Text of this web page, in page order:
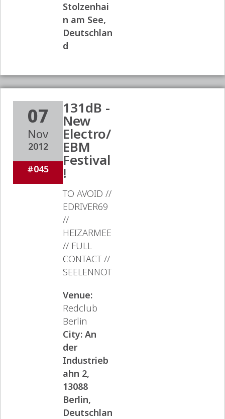
Stolzenhai
n am See,
Deutschlan
d
07
Nov
2012
#045
131dB -
New
Electro/
EBM
Festival
!
TO AVOID //
EDRIVER69
//
HEIZARMEE
// FULL
CONTACT //
SEELENNOT
Venue:
Redclub
Berlin
City: An
der
Industrieb
ahn 2,
13088
Berlin,
Deutschlan